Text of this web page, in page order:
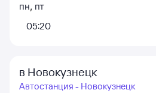
пн, пт
05:20
в Новокузнецк
Автостанция - Новокузнецк